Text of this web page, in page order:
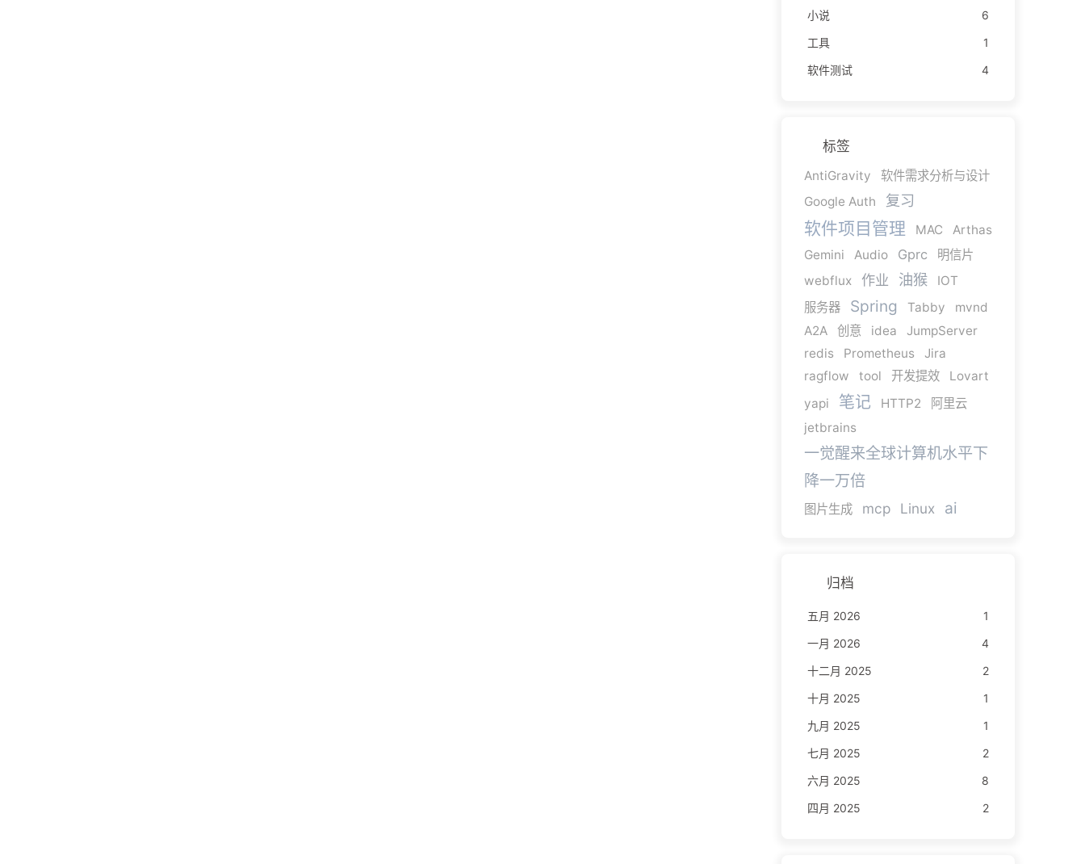
小说
6
工具
1
软件测试
4
标签
AntiGravity
软件需求分析与设计
Google Auth
复习
软件项目管理 MAC
Arthas
Gemini
Audio Gprc
明信片
webflux
作业 油猴
IOT
服务器
Spring Tabby
mvnd
A2A
创意 idea
JumpServer
redis
Prometheus
Jira
ragflow
tool 开发提效
Lovart
yapi
笔记 HTTP2
阿里云
jetbrains
一觉醒来全球计算机水平下
降一万倍
图片生成 mcp Linux ai
归档
五月 2026
1
一月 2026
4
十二月 2025
2
十月 2025
1
九月 2025
1
七月 2025
2
六月 2025
8
四月 2025
2